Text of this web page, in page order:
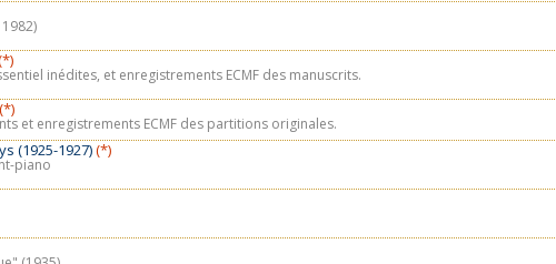
inédites, et enregistrements ECMF des manuscrits.
(*)
et enregistrements ECMF des partitions originales.
(1925-1927)(*)
piano